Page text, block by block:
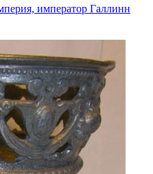
император Галлинн